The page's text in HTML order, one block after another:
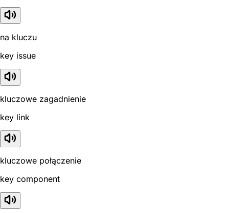
na kluczu
key issue
kluczowe zagadnienie
key link
kluczowe połączenie
key component